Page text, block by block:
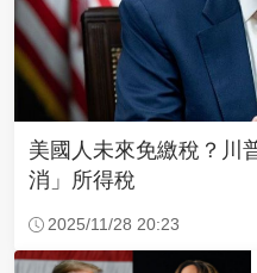
美國人未來免繳稅？川
消」所得稅
2025/11/28 20:23